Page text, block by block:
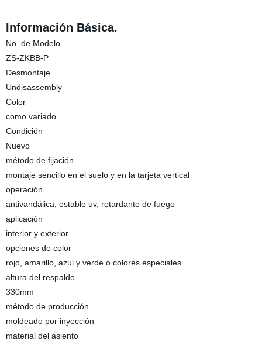
Información Básica.
No. de Modelo.
ZS-ZKBB-P
Desmontaje
Undisassembly
Color
como variado
Condición
Nuevo
método de fijación
montaje sencillo en el suelo y en la tarjeta vertical
operación
antivandálica, estable uv, retardante de fuego
aplicación
interior y exterior
opciones de color
rojo, amarillo, azul y verde o colores especiales
altura del respaldo
330mm
método de producción
moldeado por inyección
material del asiento